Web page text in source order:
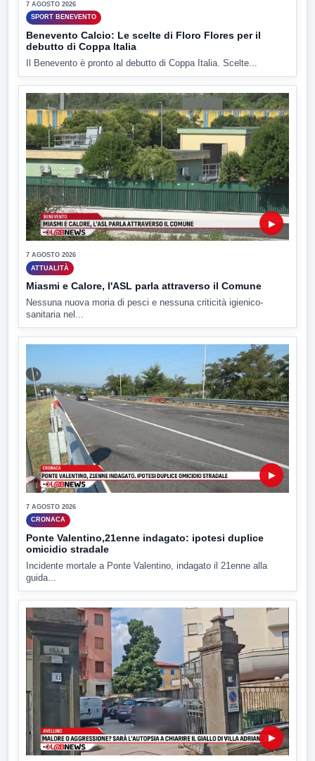
7 AGOSTO 2026
SPORT BENEVENTO
Benevento Calcio: Le scelte di Floro Flores per il
debutto di Coppa Italia
Il Benevento è pronto al debutto di Coppa Italia. Scelte...
▶
7 AGOSTO 2026
ATTUALITÀ
Miasmi e Calore, l'ASL parla attraverso il Comune
Nessuna nuova moria di pesci e nessuna criticità igienico-
sanitaria nel...
▶
7 AGOSTO 2026
CRONACA
Ponte Valentino,21enne indagato: ipotesi duplice
omicidio stradale
Incidente mortale a Ponte Valentino, indagato il 21enne alla
guida...
▶